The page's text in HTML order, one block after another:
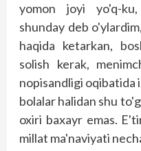
yomon joyi yo'q-
shunday deb
haqida ketarkan,
solish kerak,
nopisandligi oqibatida
bolalar halidan shu
oxiri baxayr emas.
millat ma'naviyati